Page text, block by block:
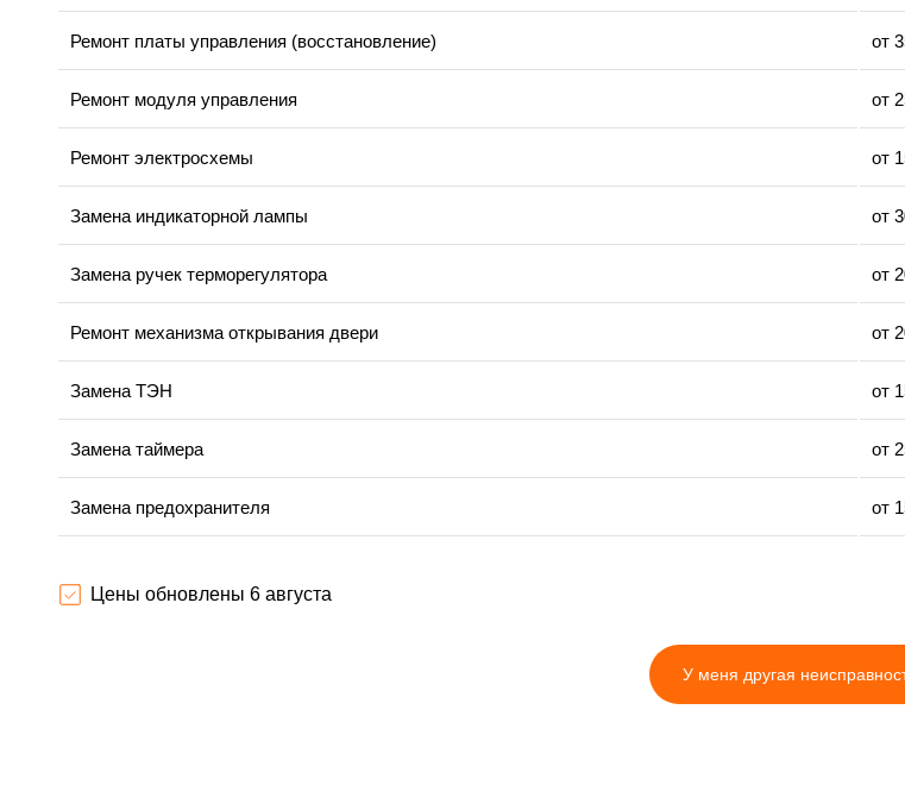
Ремонт платы управления (восстановление) от
Ремонт модуля управления от
Ремонт электросхемы от
Замена индикаторной лампы от
Замена ручек терморегулятора от
Ремонт механизма открывания двери от
Замена ТЭН от
Замена таймера от
Замена предохранителя от
от
Цены обновлены 6 августа
У меня другая